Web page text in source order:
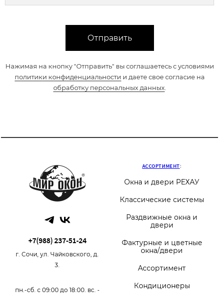
Отправить
Нажимая на кнопку "Отправить" вы соглашаетесь с условиями
политики конфиденциальности и даете свое согласие на
обработку персональных данных.
+7(988) 237-51-24
г. Сочи, ул. Чайковского, д.
3.
пн.-сб. с 09:00 до 18:00. вс. -
АССОРТИМЕНТ:
Окна и двери РЕХАУ
Классические системы
Раздвижные окна и
двери
Фактурные и цветные
окна/двери
Ассортимент
Кондиционеры